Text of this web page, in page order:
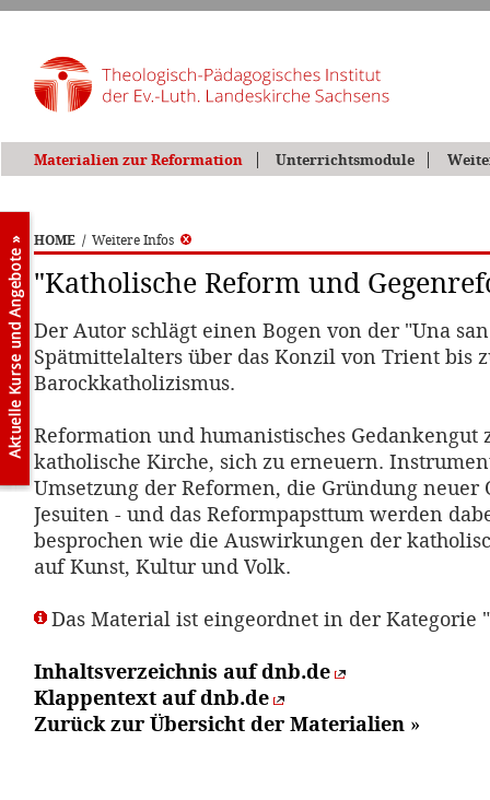
Materialien zur Reformation Unterrichtsmodule
HOME / Weitere Infos
"Katholische Reform und
Der Autor schlägt einen Bogen von der "Una
Spätmittelalters über das Konzil von Trient bis
Barockkatholizismus.
Reformation und humanistisches Gedankengut
katholische Kirche, sich zu erneuern.
Umsetzung der Reformen, die Gründung neuer
Jesuiten - und das Reformpapsttum werden
besprochen wie die Auswirkungen der
auf Kunst, Kultur und Volk.
Das Material ist eingeordnet in der Kategorie
Inhaltsverzeichnis auf dnb.de
Klappentext auf dnb.de
Zurück zur Übersicht der Materialien »